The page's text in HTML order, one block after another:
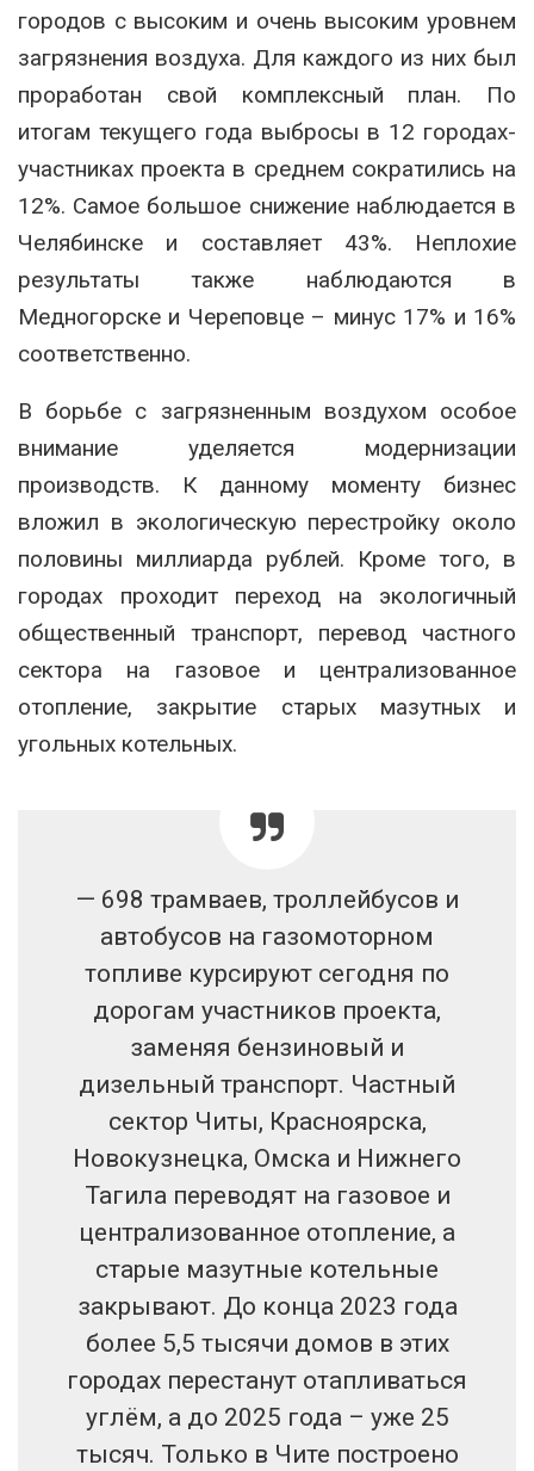
городов с высоким и очень высоким уровнем
загрязнения воздуха. Для каждого из них был
проработан свой комплексный план. По
итогам текущего года выбросы в 12 городах-
участниках проекта в среднем сократились на
12%. Самое большое снижение наблюдается в
Челябинске и составляет 43%. Неплохие
результаты также наблюдаются в
Медногорске и Череповце – минус 17% и 16%
соответственно.
В борьбе с загрязненным воздухом особое
внимание уделяется модернизации
производств. К данному моменту бизнес
вложил в экологическую перестройку около
половины миллиарда рублей. Кроме того, в
городах проходит переход на экологичный
общественный транспорт, перевод частного
сектора на газовое и централизованное
отопление, закрытие старых мазутных и
угольных котельных.
— 698 трамваев, троллейбусов и
автобусов на газомоторном
топливе курсируют сегодня по
дорогам участников проекта,
заменяя бензиновый и
дизельный транспорт. Частный
сектор Читы, Красноярска,
Новокузнецка, Омска и Нижнего
Тагила переводят на газовое и
централизованное отопление, а
старые мазутные котельные
закрывают. До конца 2023 года
более 5,5 тысячи домов в этих
городах перестанут отапливаться
углём, а до 2025 года – уже 25
тысяч. Только в Чите построено